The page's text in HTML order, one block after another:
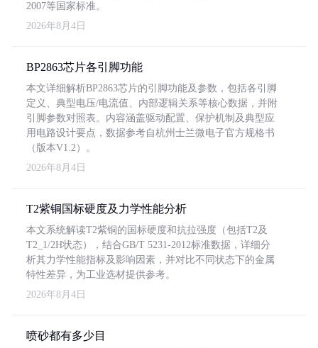
2007等国家标准。
2026年8月4日
BP2863芯片各引脚功能
本文详细解析BP2863芯片的引脚功能及参数，包括各引脚
定义、典型电压/电流值、内部逻辑关系等核心数据，并附
引脚参数对照表。内容涵盖驱动配置、保护机制及典型应
用电路设计要点，数据参考自杭州士兰微电子官方规格书
（版本V1.2）。
2026年8月4日
T2紫铜国标硬度及力学性能分析
本文系统解读T2紫铜的国标硬度和抗拉强度（包括T2及
T2_1/2H状态），结合GB/T 5231-2012标准数据，详细分
析其力学性能指标及影响因素，并对比不同状态下的金属
特性差异，为工业选材提供参考。
2026年8月4日
喷砂都有多少目